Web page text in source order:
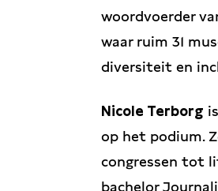
woordvoerder
waar ruim 31
diversiteit en
Nicole Terborg
op het podium.
congressen tot
bachelor